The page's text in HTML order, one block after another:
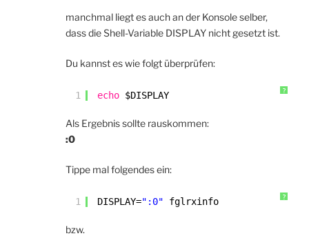
manchmal liegt es auch an der Konsole selber,
dass die Shell-Variable DISPLAY nicht gesetzt ist.
Du kannst es wie folgt überprüfen:
?
1 echo $DISPLAY
Als Ergebnis sollte rauskommen:
:0
Tippe mal folgendes ein:
?
1 DISPLAY=":0" fglrxinfo
bzw.